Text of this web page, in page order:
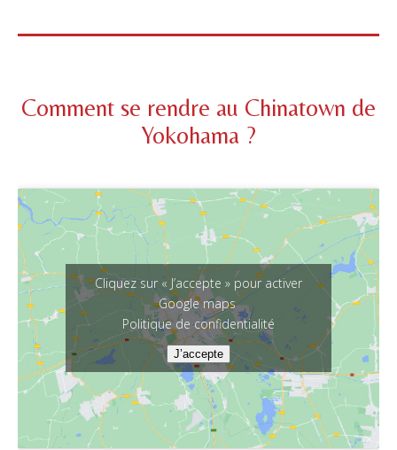
Comment se rendre au Chinatown de
Yokohama ?
Cliquez sur « J’accepte » pour activer
Google maps
Politique de confidentialité
J’accepte